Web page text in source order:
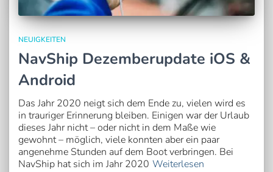
NEUIGKEITEN
NavShip Dezemberupdate iOS &
Android
Das Jahr 2020 neigt sich dem Ende zu, vielen wird es
in trauriger Erinnerung bleiben. Einigen war der Urlaub
dieses Jahr nicht – oder nicht in dem Maße wie
gewohnt – möglich, viele konnten aber ein paar
angenehme Stunden auf dem Boot verbringen. Bei
NavShip hat sich im Jahr 2020 Weiterlesen